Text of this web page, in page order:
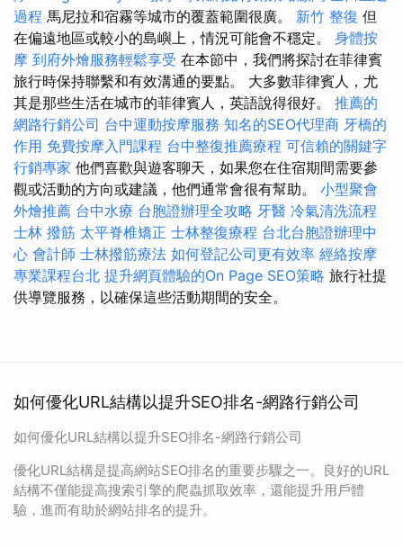
過程 馬尼拉和宿霧等城市的覆蓋範圍很廣。 新竹 整復 但
在偏遠地區或較小的島嶼上，情況可能會不穩定。 身體按
摩 到府外燴服務輕鬆享受 在本節中，我們將探討在菲律賓
旅行時保持聯繫和有效溝通的要點。 大多數菲律賓人，尤
其是那些生活在城市的菲律賓人，英語說得很好。 推薦的
網路行銷公司 台中運動按摩服務 知名的SEO代理商 牙橋的
作用 免費按摩入門課程 台中整復推薦療程 可信賴的關鍵字
行銷專家 他們喜歡與遊客聊天，如果您在住宿期間需要參
觀或活動的方向或建議，他們通常會很有幫助。 小型聚會
外燴推薦 台中水療 台胞證辦理全攻略 牙醫 冷氣清洗流程
士林 撥筋 太平脊椎矯正 士林整復療程 台北台胞證辦理中
心 會計師 士林撥筋療法 如何登記公司更有效率 經絡按摩
專業課程台北 提升網頁體驗的On Page SEO策略 旅行社提
供導覽服務，以確保這些活動期間的安全。
如何優化URL結構以提升SEO排名-網路行銷公司
如何優化URL結構以提升SEO排名-網路行銷公司
優化URL結構是提高網站SEO排名的重要步驟之一。良好的URL
結構不僅能提高搜索引擎的爬蟲抓取效率，還能提升用戶體
驗，進而有助於網站排名的提升。